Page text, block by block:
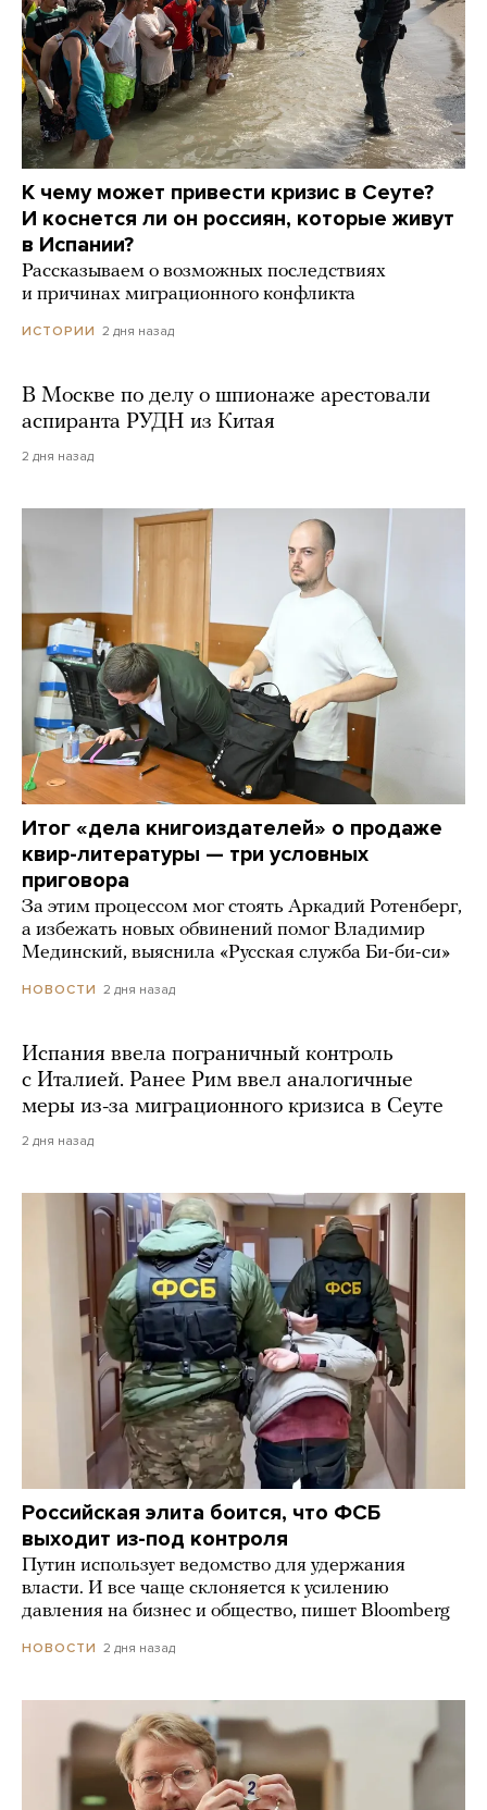
К чему может привести кризис в Сеуте?
И коснется ли он россиян, которые живут
в Испании?
Рассказываем о возможных последствиях
и причинах миграционного конфликта
ИСТОРИИ 2 дня назад
В Москве по делу о шпионаже арестовали
аспиранта РУДН из Китая
2 дня назад
Итог «дела книгоиздателей» о продаже
квир-литературы — три условных
приговора
За этим процессом мог стоять Аркадий Ротенберг,
а избежать новых обвинений помог Владимир
Мединский, выяснила «Русская служба Би-би-си»
НОВОСТИ 2 дня назад
Испания ввела пограничный контроль
с Италией. Ранее Рим ввел аналогичные
меры из-за миграционного кризиса в Сеуте
2 дня назад
Российская элита боится, что ФСБ
выходит из-под контроля
Путин использует ведомство для удержания
власти. И все чаще склоняется к усилению
давления на бизнес и общество, пишет Bloomberg
НОВОСТИ 2 дня назад